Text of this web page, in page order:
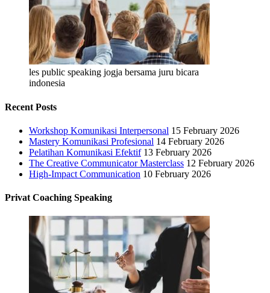
les public speaking jogja bersama juru bicara
indonesia
Recent Posts
Workshop Komunikasi Interpersonal 15 February 2026
Mastery Komunikasi Profesional 14 February 2026
Pelatihan Komunikasi Efektif 13 February 2026
The Creative Communicator Masterclass 12 February 2026
High-Impact Communication 10 February 2026
Privat Coaching Speaking